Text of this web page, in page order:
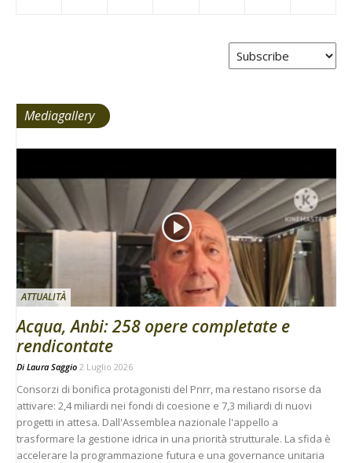
Mediagallery
ATTUALITÀ
Acqua, Anbi: 258 opere completate e
rendicontate
Di Laura Saggio 2 Luglio 2026
Consorzi di bonifica protagonisti del Pnrr, ma restano risorse da
attivare: 2,4 miliardi nei fondi di coesione e 7,3 miliardi di nuovi
progetti in attesa. Dall'Assemblea nazionale l'appello a
trasformare la gestione idrica in una priorità strutturale. La sfida è
accelerare la programmazione futura e una governance unitaria